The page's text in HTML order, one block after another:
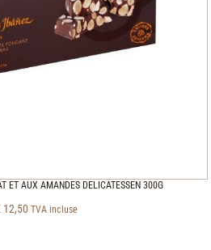
ET AUX AMANDES DELICATESSEN 300G
12,50 TVA incluse